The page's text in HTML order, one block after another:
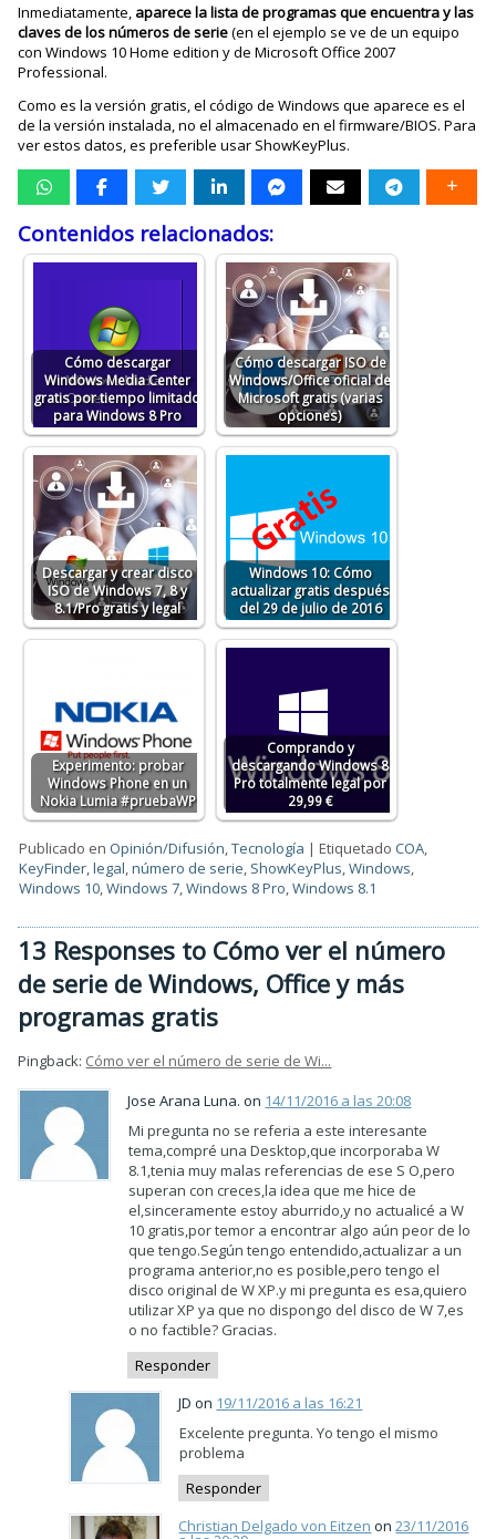
Inmediatamente, aparece la lista de programas que encuentra y las
claves de los números de serie(en el ejemplo se ve de un equipo
con Windows 10 Home edition y de Microsoft Office 2007
Professional.
Como es la versión gratis, el código de Windows que aparece es el
de la versión instalada, no el almacenado en el firmware/BIOS. Para
ver estos datos, es preferible usar ShowKeyPlus.
Contenidos relacionados:
Cómo descargar
Windows Media Center
gratis por tiempo limitado
para Windows 8 Pro
Cómo descargar ISO de
Windows/Office oficial de
Microsoft gratis (varias
opciones)
Descargar y crear disco
ISO de Windows 7, 8 y
8.1/Pro gratis y legal
Windows 10: Cómo
actualizar gratis después
del 29 de julio de 2016
Experimento: probar
Windows Phone en un
Nokia Lumia #pruebaWP
Comprando y
descargando Windows 8
Pro totalmente legal por
29,99 €
Publicado en Opinión/Difusión,Tecnología |Etiquetado COA,
KeyFinder,legal,número de serie, ShowKeyPlus,Windows,
Windows 10,Windows 7,Windows 8 Pro,Windows 8.1
13 Responses to Cómo ver el número
de serie de Windows, Office y más
programas gratis
Pingback: Cómo ver el número de serie de Wi...
Jose Arana Luna. on 14/11/2016 a las 20:08
Mi pregunta no se referia a este interesante
tema,compré una Desktop,que incorporaba W
8.1,tenia muy malas referencias de ese S O,pero
superan con creces,la idea que me hice de
el,sinceramente estoy aburrido,y no actualicé a W
10 gratis,por temor a encontrar algo aún peor de lo
que tengo.Según tengo entendido,actualizar a un
programa anterior,no es posible,pero tengo el
disco original de W XP.y mi pregunta es esa,quiero
utilizar XP ya que no dispongo del disco de W 7,es
o no factible? Gracias.
Responder
JD on 19/11/2016 a las 16:21
Excelente pregunta. Yo tengo el mismo
problema
Responder
Christian Delgado von Eitzen on23/11/2016